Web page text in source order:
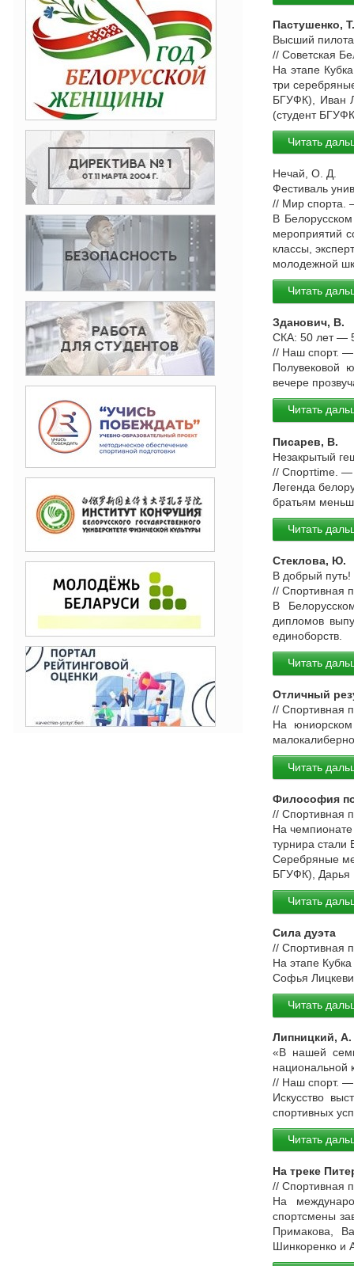
Пастушенко, Т.
Высший
// Советская
На этапе
три
БГУФК), Иван
(студент
Читать
Нечай, О. Д.
Фестиваль
// Мир
В
мероприятий
классы,
молодежной
Читать
Зданович, В.
СКА: 50 лет —
// Наш спорт.
Полувековой
вечере
Читать
Писарев, В.
Незакрытый
// Спортtime.
Легенда
братьям
Читать
Стеклова, Ю.
В добрый
// Спортивная
В
дипломов
единоборств.
Читать
Отличный
//
На
Читать
Философия
//
На
турнира
Серебряные
БГУФК), Дарья
Читать
Сила дуэта
//
На этапе
Софья
Читать
Липницкий, А.
«В нашей
национальной
// Наш спорт.
Искусство
спортивных
Читать
На треке
//
На
спортсмены
Примакова,
Шинкоренко и